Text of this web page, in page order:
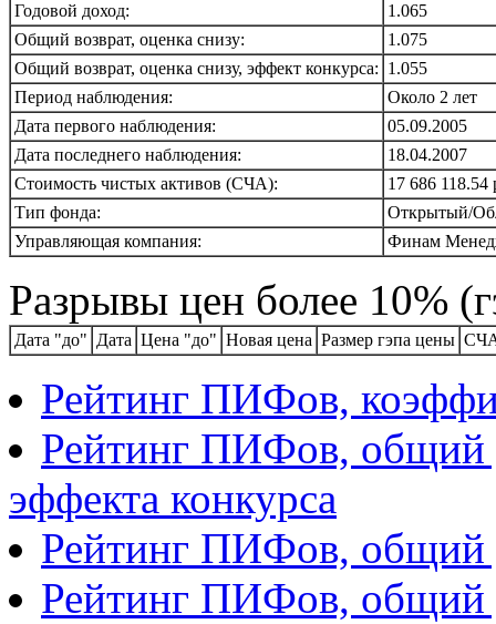
Годовой доход:
1.065
Общий возврат, оценка снизу:
1.075
Общий возврат, оценка снизу, эффект конкурса: 1.055
Период наблюдения:
Около 2 лет
Дата первого наблюдения:
05.09.2005
Дата последнего наблюдения:
18.04.2007
Стоимость чистых активов (СЧА):
17 686 118.54
Тип фонда:
Открытый/
Управляющая компания:
Финам
Разрывы цен более 10%
Дата "до" Дата Цена "до" Новая цена Размер гэпа цены
Рейтинг ПИФов,
Рейтинг ПИФов, общий
эффекта конкурса
Рейтинг ПИФов, общий
Рейтинг ПИФов, общий